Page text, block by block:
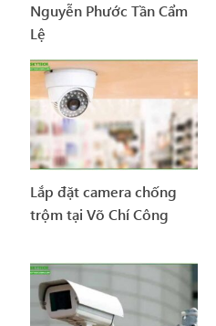
Nguyễn Phước Tần Cẩm
Lệ
Lắp đặt camera chống
trộm tại Võ Chí Công